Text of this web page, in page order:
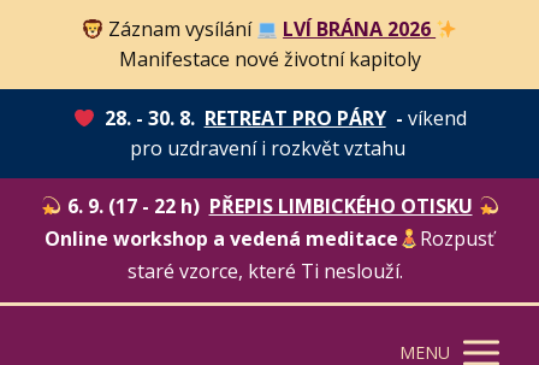
Záznam vysílání
LVÍ BRÁNA 2026
Manifestace nové životní kapitoly
28. - 30. 8. RETREAT PRO PÁRY- víkend
pro uzdravení i rozkvět vztahu
6. 9. (17 - 22 h) PŘEPIS LIMBICKÉHO OTISKU
Online workshop a vedená meditace
Rozpusť
staré vzorce, které Ti neslouží.
MENU